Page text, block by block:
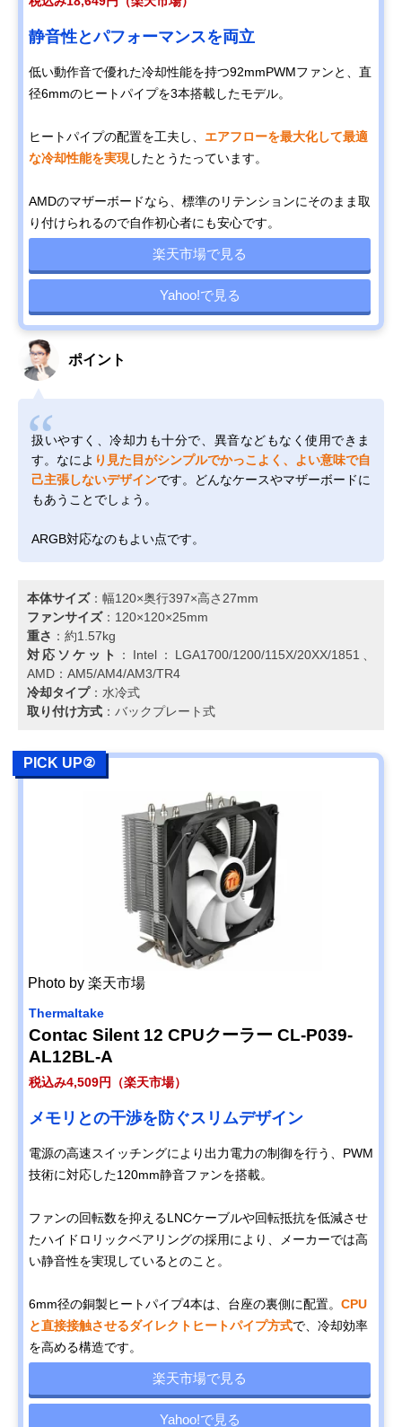
静音性とパフォーマンスを両立
低い動作音で優れた冷却性能を持つ92mmPWMファンと、直
径6mmのヒートパイプを3本搭載したモデル。
ヒートパイプの配置を工夫し、 エアフローを最大化して最適
な冷却性能を実現したとうたっています。
AMDのマザーボードなら、標準のリテンションにそのまま取
り付けられるので自作初心者にも安心です。
楽天市場で見る
Yahoo!で見る
ポイント
扱いやすく、冷却力も十分で、異音などもなく使用できま
す。なによ り見た目がシンプルでかっこよく、よい意味で自
己主張しないデザインです。どんなケースやマザーボードに
もあうことでしょう。
ARGB対応なのもよい点です。
本体サイズ：幅120×奥行397×高さ27mm
ファンサイズ：120×120×25mm
重さ ：約1.57kg
対応ソケット
：Intel：LGA1700/1200/115X/20XX/1851、
AMD：AM5/AM4/AM3/TR4
冷却タイプ：水冷式
取り付け方式 ：バックプレート式
PICK UP②
Photo by 楽天市場
Thermaltake
Contac Silent 12 CPUクーラー CL-P039-
AL12BL-A
税込み4,509円（楽天市場）
メモリとの干渉を防ぐスリムデザイン
電源の高速スイッチングにより出力電力の制御を行う、PWM
技術に対応した120mm静音ファンを搭載。
ファンの回転数を抑えるLNCケーブルや回転抵抗を低減させ
たハイドロリックベアリングの採用により、メーカーでは高
い静音性を実現しているとのこと。
6mm径の銅製ヒートパイプ4本は、台座の裏側に配置。 CPU
と直接接触させるダイレクトヒートパイプ方式で、冷却効率
を高める構造です。
楽天市場で見る
Yahoo!で見る